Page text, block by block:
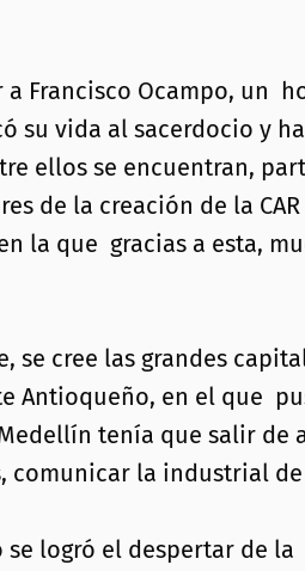
Francisco Ocampo, un
su vida al sacerdocio y
ellos se encuentran,
de la creación de la CAR
la que gracias a esta,
se cree las grandes
Antioqueño, en el que
tenía que salir de
comunicar la industrial de
logró el despertar de la